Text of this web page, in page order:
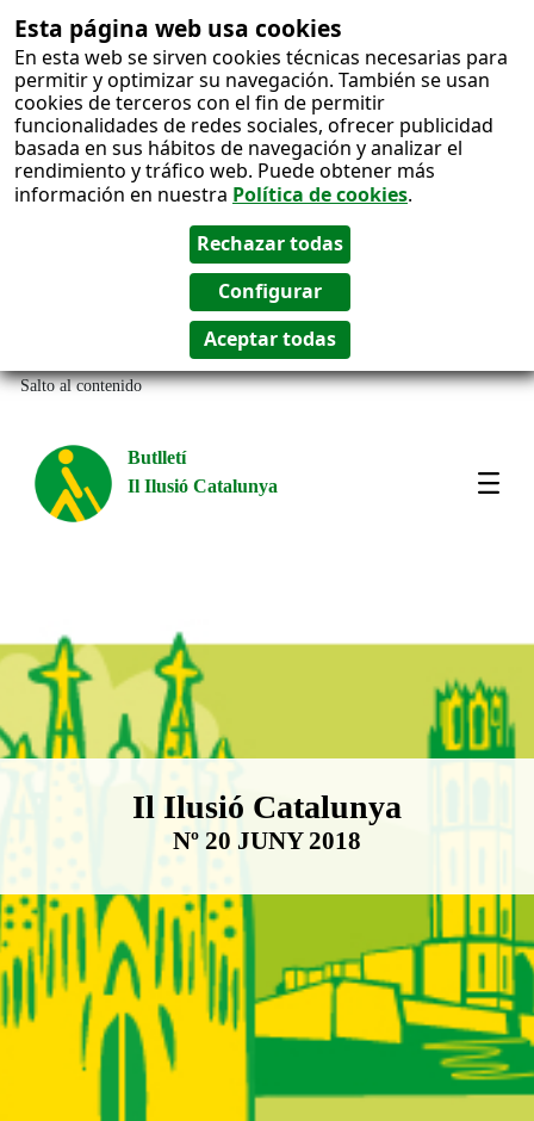
Esta página web usa cookies
En esta web se sirven cookies técnicas necesarias para
permitir y optimizar su navegación. También se usan
cookies de terceros con el fin de permitir
funcionalidades de redes sociales, ofrecer publicidad
basada en sus hábitos de navegación y analizar el
rendimiento y tráfico web. Puede obtener más
información en nuestra Política de cookies.
Salto al contenido
Butlletí
Il Ilusió Catalunya
Boletín Il·lusió Catalunya
Il Ilusió Catalunya
Nº 20 JUNY 2018